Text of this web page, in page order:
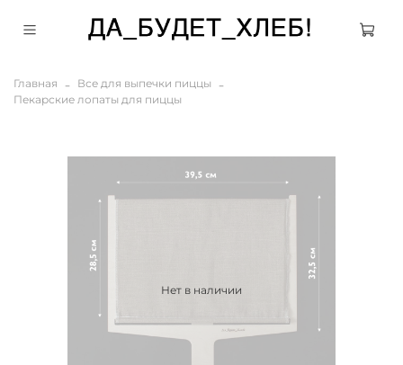
Главная
Все для выпечки пиццы
Пекарские лопаты для пиццы
Нет в наличии